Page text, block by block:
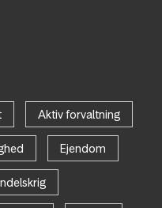
Aktiv forvaltning
Ejendom